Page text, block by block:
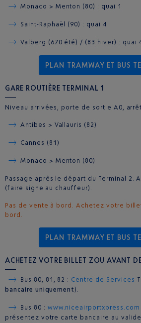
Monaco > Menton (80) : quai 1
Saint-Raphaël (90) : quai 4
Valberg (670 été) / (83 hiver) : quai
PLAN TRAMWAY ET BUS
GARE ROUTIÈRE TERMINAL 1
Niveau arrivées, porte de sortie A0,
Antibes > Vallauris (82)
Cannes (81)
Monaco > Menton (80)
Passage après le départ du Terminal 2.
(faire signe au chauffeur).
Pas de vente à bord. Achetez votre
bord.
PLAN TRAMWAY ET BUS
ACHETEZ VOTRE BILLET ZOU AVANT
Bus 80, 81, 82 : Centre de Services
bancaire uniquement).
Bus 80 : www.niceairportxpress.com
présentez votre carte bancaire au